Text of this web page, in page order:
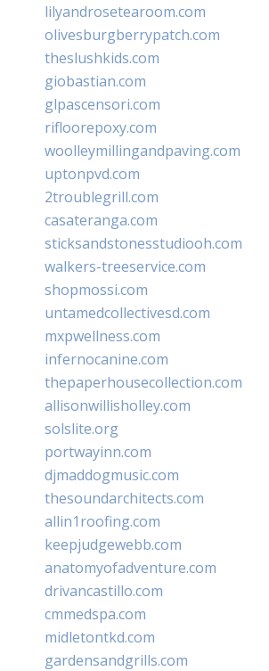
lilyandrosetearoom.com
olivesburgberrypatch.com
theslushkids.com
giobastian.com
glpascensori.com
rifloorepoxy.com
woolleymillingandpaving.com
uptonpvd.com
2troublegrill.com
casateranga.com
sticksandstonesstudiooh.com
walkers-treeservice.com
shopmossi.com
untamedcollectivesd.com
mxpwellness.com
infernocanine.com
thepaperhousecollection.com
allisonwillisholley.com
solslite.org
portwayinn.com
djmaddogmusic.com
thesoundarchitects.com
allin1roofing.com
keepjudgewebb.com
anatomyofadventure.com
drivancastillo.com
cmmedspa.com
midletontkd.com
gardensandgrills.com